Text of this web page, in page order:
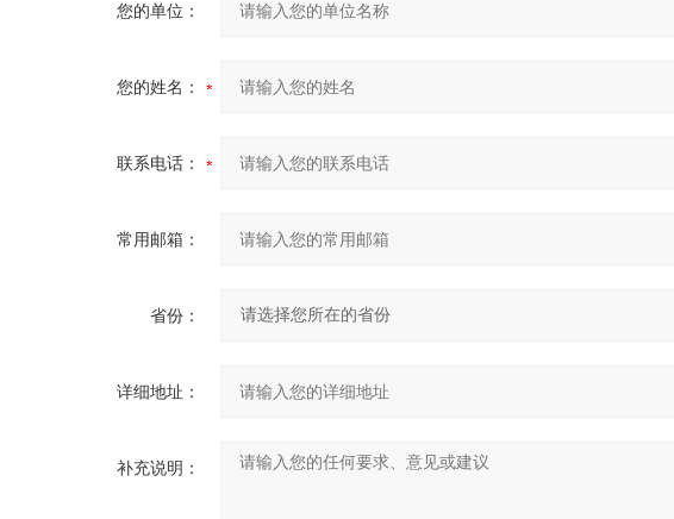
您的单位：
您的姓名：
联系电话：
常用邮箱：
省份：
详细地址：
补充说明：